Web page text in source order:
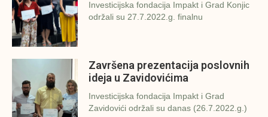
Investicijska fondacija Impakt i Grad Konjic
održali su 27.7.2022.g. finalnu
Završena prezentacija poslovnih
ideja u Zavidovićima
Investicijska fondacija Impakt i Grad
Zavidovići održali su danas (26.7.2022.g.)